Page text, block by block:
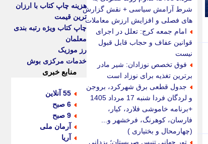
شرط آرامش سیاسی + نقش گزارش
های فصلی و افزایش ارزش معاملات
امام جمعه کرج: تعلل در اجرای
قوانین عفاف و حجاب قابل قبول
نیست
فوق تخصص نوزادان: شیر مادر
برترین تغذیه برای نوزاد است
جدول قطعی برق شهرکرد، بروجن
و لردگان فردا شنبه 17 مرداد 1405
+برنامه خاموشی فلارد، کیار،
فارسان، کوهرنگ، فرخشهر و...
(چهارمحال و بختیاری )
تور جهانی تنیس صربستان؛ یزدانی
هزینه چاپ کتاب با ارزان
ترین قیمت
چاپ کتاب ویژه رتبه بندی
معلمان
رز موزیک
خدمات مرکزی بوش
منابع خبری
55 آنلاین
6 صبح
9 صبح
آرمان ملی
آریا